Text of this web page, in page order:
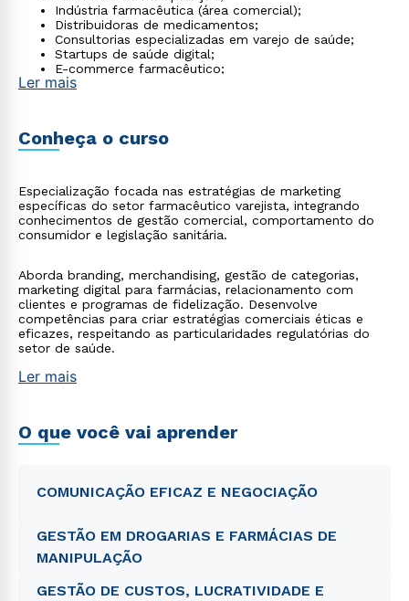
Indústria farmacêutica (área comercial);
Distribuidoras de medicamentos;
Consultorias especializadas em varejo de saúde;
Startups de saúde digital;
E-commerce farmacêutico;
É crescente também a demanda por profissionais
Ler mais
Conheça o curso
Especialização focada nas estratégias de marketing
específicas do setor farmacêutico varejista, integrando
conhecimentos de gestão comercial, comportamento do
consumidor e legislação sanitária.
Aborda branding, merchandising, gestão de categorias,
marketing digital para farmácias, relacionamento com
clientes e programas de fidelização. Desenvolve
competências para criar estratégias comerciais éticas e
eficazes, respeitando as particularidades regulatórias do
setor de saúde.
Ler mais
O que você vai aprender
COMUNICAÇÃO EFICAZ E NEGOCIAÇÃO
GESTÃO EM DROGARIAS E FARMÁCIAS DE
MANIPULAÇÃO
GESTÃO DE CUSTOS, LUCRATIVIDADE E